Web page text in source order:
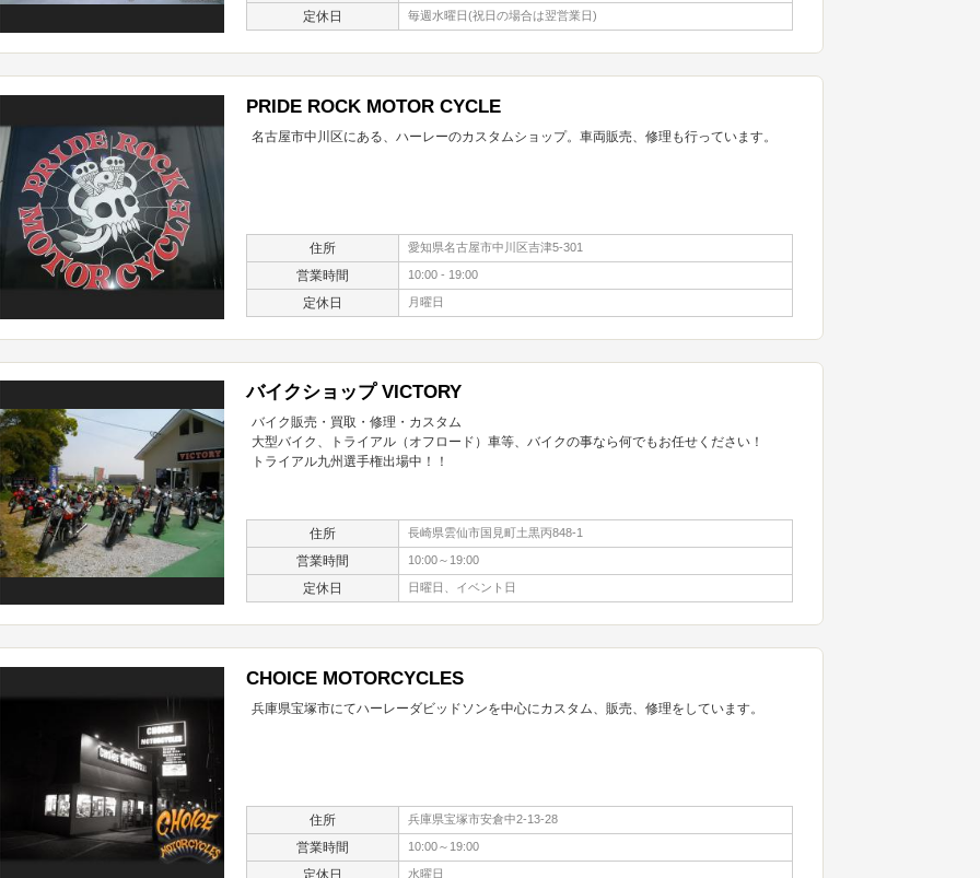
定休日 毎週水曜日(祝日の場合は翌営業日)
PRIDE ROCK MOTOR CYCLE
名古屋市中川区にある、ハーレーのカスタムショップ。車両販売、修理も行っています。
住所 愛知県名古屋市中川区吉津5-301
営業時間 10:00 - 19:00
定休日 月曜日
バイクショップ VICTORY
バイク販売・買取・修理・カスタム
大型バイク、トライアル（オフロード）車等、バイクの事なら何でもお任せください！
トライアル九州選手権出場中！！
住所 長崎県雲仙市国見町土黒丙848-1
営業時間 10:00～19:00
定休日 日曜日、イベント日
CHOICE MOTORCYCLES
兵庫県宝塚市にてハーレーダビッドソンを中心にカスタム、販売、修理をしています。
住所 兵庫県宝塚市安倉中2-13-28
営業時間 10:00～19:00
定休日 水曜日